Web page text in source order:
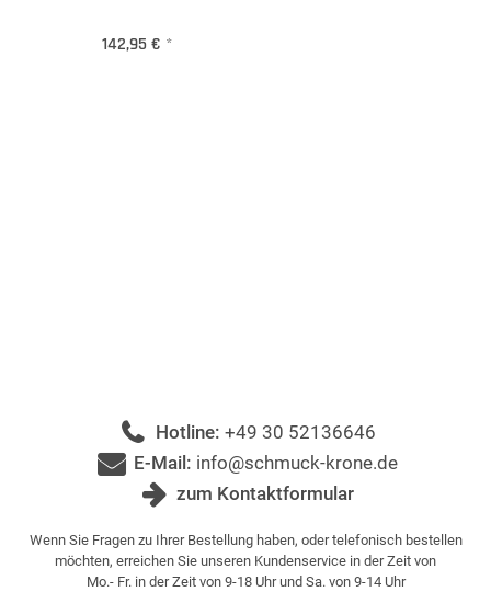
142,95 € *
Hotline: +49 30 52136646
E-Mail: info@schmuck-krone.de
zum Kontaktformular
Wenn Sie Fragen zu Ihrer Bestellung haben, oder telefonisch bestellen
möchten, erreichen Sie unseren Kundenservice in der Zeit von
Mo.- Fr. in der Zeit von 9-18 Uhr und Sa. von 9-14 Uhr